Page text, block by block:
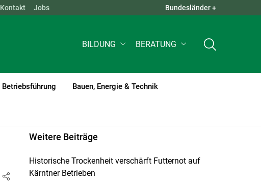
QUICK LINKS +
Kontakt Jobs Bundesländer +
BILDUNG BERATUNG
Betriebsführung Bauen, Energie & Technik
Weitere Beiträge
Historische Trockenheit verschärft Futternot auf
Kärntner Betrieben